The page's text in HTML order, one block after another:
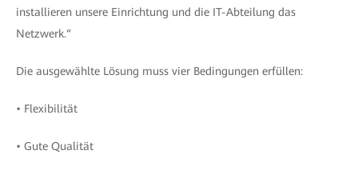
installieren unsere Einrichtung und die IT-Abteilung das
Netzwerk.“
Die ausgewählte Lösung muss vier Bedingungen erfüllen:
• Flexibilität
• Gute Qualität